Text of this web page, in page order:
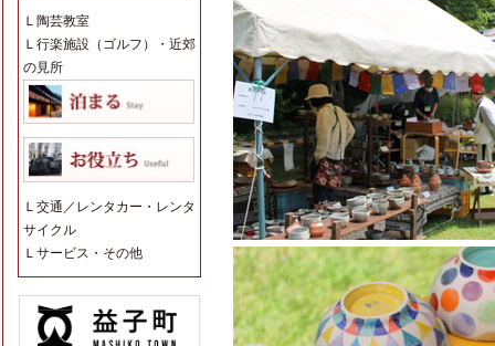
Ｌ 陶芸教室
Ｌ 行楽施設（ゴルフ）・近郊
の見所
Ｌ 交通／レンタカー・レンタ
サイクル
Ｌ サービス・その他